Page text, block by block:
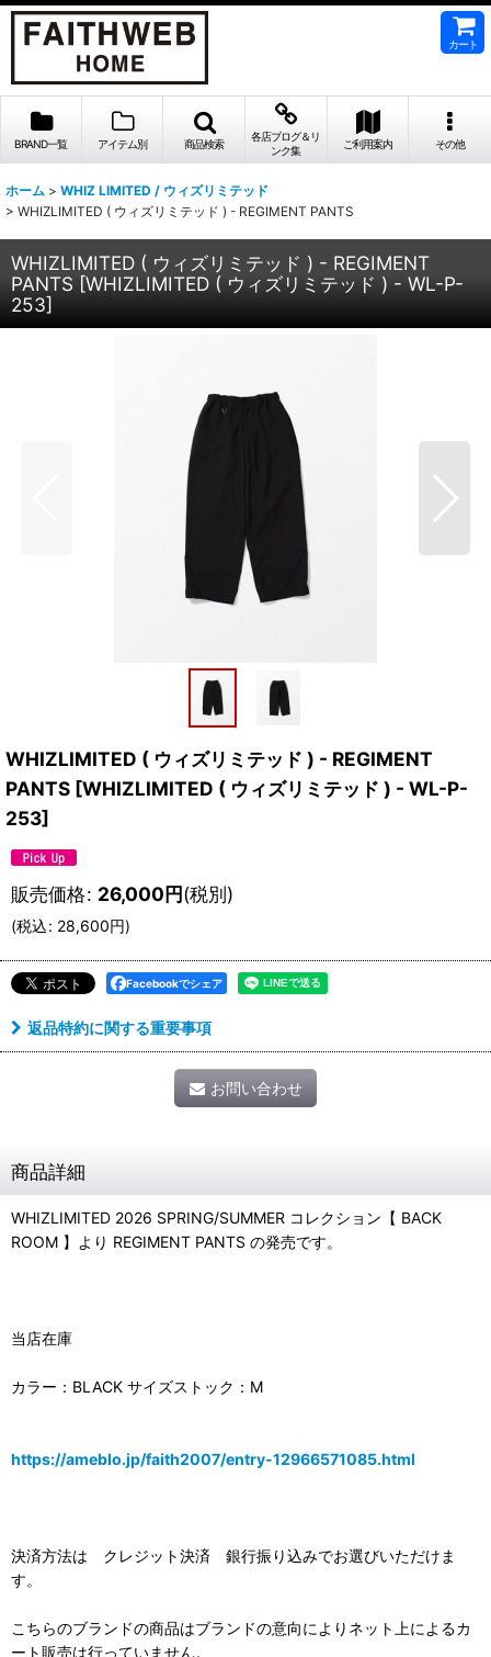
カート
BRAND一覧 アイテム別 商品検索
各店ブログ＆リ
ンク集
ご利用案内 その他
ホーム > WHIZ LIMITED / ウィズリミテッド
> WHIZLIMITED ( ウィズリミテッド ) - REGIMENT PANTS
WHIZLIMITED ( ウィズリミテッド ) - REGIMENT
PANTS [WHIZLIMITED ( ウィズリミテッド ) - WL-P-
253]
WHIZLIMITED ( ウィズリミテッド ) - REGIMENT
PANTS [WHIZLIMITED ( ウィズリミテッド ) - WL-P-
253]
販売価格: 26,000円(税別)
(税込: 28,600円)
Facebookでシェア
返品特約に関する重要事項
お問い合わせ
商品詳細
WHIZLIMITED 2026 SPRING/SUMMER コレクション【 BACK
ROOM 】より REGIMENT PANTS の発売です。
当店在庫
カラー：BLACK サイズストック：M
https://ameblo.jp/faith2007/entry-12966571085.html
決済方法は クレジット決済 銀行振り込みでお選びいただけま
す。
こちらのブランドの商品はブランドの意向によりネット上によるカ
ート販売は行っていません。